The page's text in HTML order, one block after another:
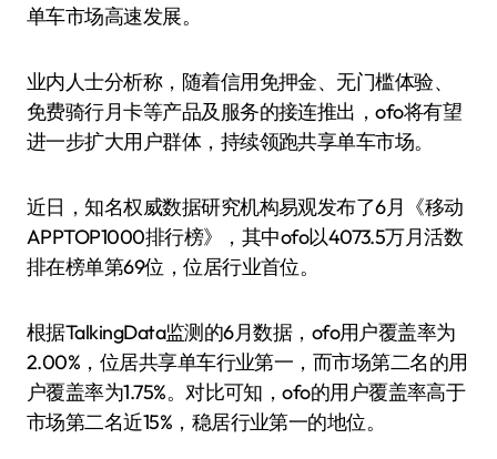
单车市场高速发展。
业内人士分析称，随着信用免押金、无门槛体验、
免费骑行月卡等产品及服务的接连推出，ofo将有望
进一步扩大用户群体，持续领跑共享单车市场。
近日，知名权威数据研究机构易观发布了6月《移动
APPTOP1000排行榜》，其中ofo以4073.5万月活数
排在榜单第69位，位居行业首位。
根据TalkingData监测的6月数据，ofo用户覆盖率为
2.00%，位居共享单车行业第一，而市场第二名的用
户覆盖率为1.75%。对比可知，ofo的用户覆盖率高于
市场第二名近15%，稳居行业第一的地位。